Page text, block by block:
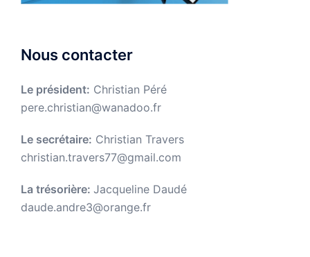
Nous contacter
Le président: Christian Péré
pere.christian@wanadoo.fr
Le secrétaire: Christian Travers
christian.travers77@gmail.com
La trésorière: Jacqueline Daudé
daude.andre3@orange.fr